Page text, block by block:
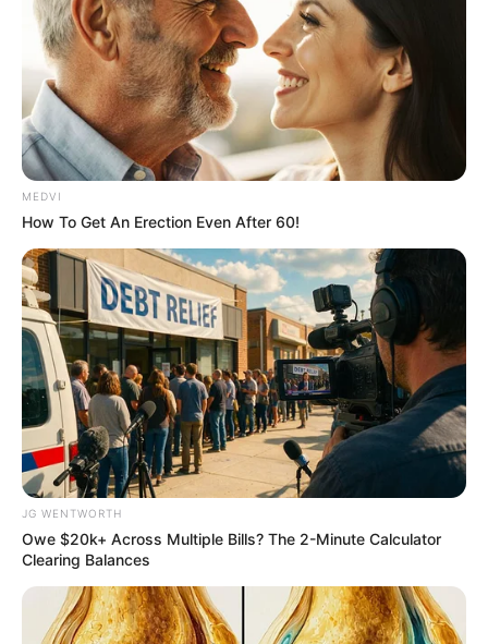
Muslim
BRAINBERRIES
Why this ordinary drink is the secret to feeling your
best every day
CTA LOVE
MEDVI
How To Get An Erection Even After 60!
JG WENTWORTH
Owe $20k+ Across Multiple Bills? The 2-Minute Calculator
Clearing Balances